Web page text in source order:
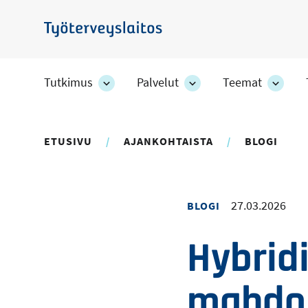
pääsisältöön
Työterveyslaitos
Tutkimus
TutkimusPalvelut
PalvelutTeemat
ETUSIVU AJANKOHTAISTA BLOGI
BLOGI 27.03.2026